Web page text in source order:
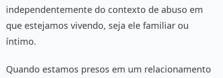
independentemente do contexto de abuso em
que estejamos vivendo, seja ele familiar ou
íntimo.
Quando estamos presos em um relacionamento